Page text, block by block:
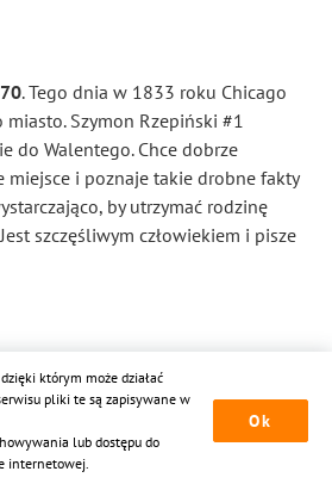
. Tego dnia w 1833 roku Chicago
miasto. Szymon Rzepiński #1
do Walentego. Chce dobrze
miejsce i poznaje takie drobne fakty
by utrzymać rodzinę
szczęśliwym człowiekiem i pisze
przetrwał ogromną ulewę
na godzinę — siła wichury.
nadejść o 4:42, o godzinie 6:00
bardzo ciemno. Przez cały
którym może działać
pliki te są zapisywane w
lub dostępu do
internetowej.
Ok